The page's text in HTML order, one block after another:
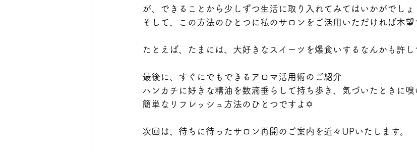
が、できることから少しずつ生活に取り入れてみてはいかがでしょ
そして、この方法のひとつに私のサロンをご活用いただければ本
たとえば、たまには、大好きなスイーツを爆食いするなんかも許
最後に、すぐにでもできるアロマ活用術のご紹介
ハンカチに好きな精油を数滴垂らして持ち歩き、気づいたときに嗅
簡単なリフレッシュ方法のひとつですよ✡
次回は、待ちに待ったサロン再開のご案内を近々UPいたします。